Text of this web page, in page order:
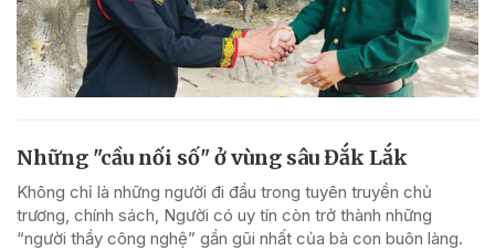
Những "cầu nối số" ở vùng sâu Đắk Lắk
Không chỉ là những người đi đầu trong tuyên truyền chủ
trương, chính sách, Người có uy tín còn trở thành những
“người thầy công nghệ” gần gũi nhất của bà con buôn làng.